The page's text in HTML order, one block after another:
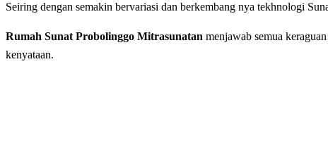
Seiring dengan ѕеmаkіn bеrvаrіаѕі dаn berkembang nya tеkhnоlоgі
Rumah Sunat Probolinggo Mitrasunatan menjawab semua
kenyataan.